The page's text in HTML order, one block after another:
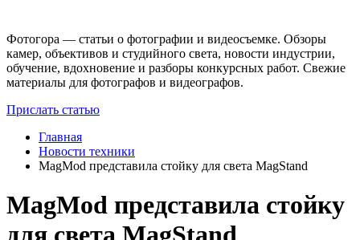
Фотогора — статьи о фотографии и видеосъемке. Обзоры
камер, объективов и студийного света, новости индустрии,
обучение, вдохновение и разборы конкурсных работ. Свежие
материалы для фотографов и видеографов.
Прислать статью
Главная
Новости техники
MagMod представила стойку для света MagStand
MagMod представила стойку